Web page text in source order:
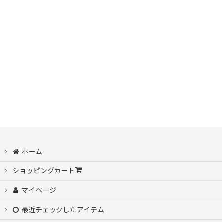
ホーム
ショッピングカート
マイページ
最近チェックしたアイテム